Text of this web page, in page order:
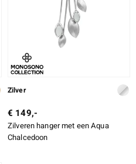
Zilver
€ 149,-
Zilveren hanger met een Aqua
Chalcedoon